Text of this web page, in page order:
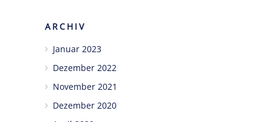
ARCHIV
Januar 2023
Dezember 2022
November 2021
Dezember 2020